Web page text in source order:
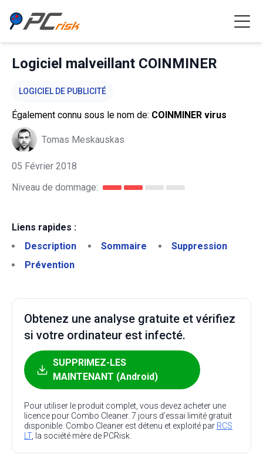
Logiciel malveillant COINMINER
LOGICIEL DE PUBLICITÉ
Également connu sous le nom de: COINMINER virus
Tomas Meskauskas
05 Février 2018
Niveau de dommage:
Liens rapides :
Description
Sommaire
Suppression
Prévention
Obtenez une analyse gratuite et vérifiez
si votre ordinateur est infecté.
SUPPRIMEZ-LES
MAINTENANT (Android)
Pour utiliser le produit complet, vous devez acheter une
licence pour Combo Cleaner. 7 jours d’essai limité gratuit
disponible. Combo Cleaner est détenu et exploité par RCS
LT, la société mère de PCRisk.